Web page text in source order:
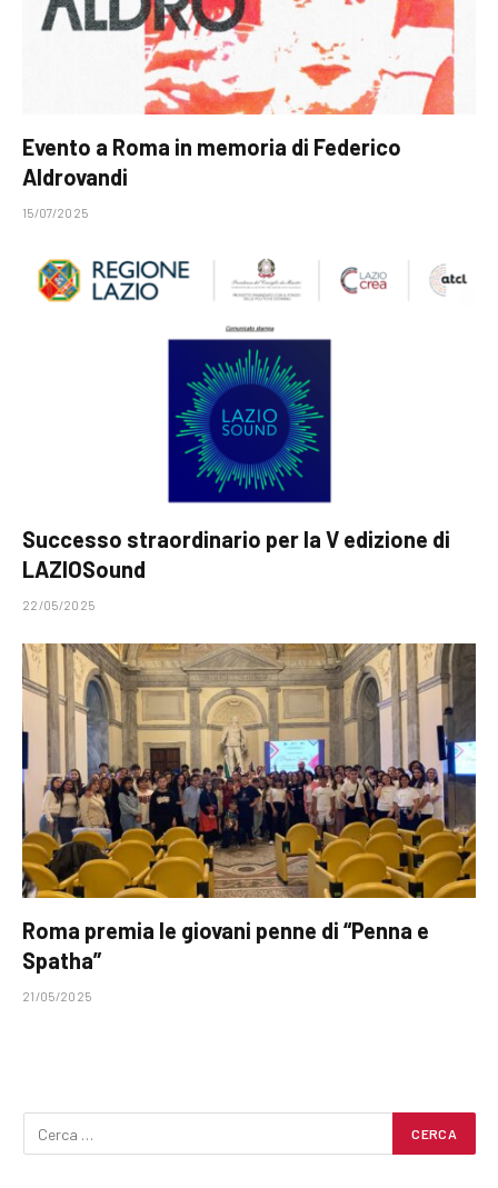
Evento a Roma in memoria di Federico
Aldrovandi
15/07/2025
Successo straordinario per la V edizione di
LAZIOSound
22/05/2025
Roma premia le giovani penne di “Penna e
Spatha”
21/05/2025